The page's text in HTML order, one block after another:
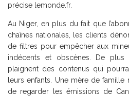
précise lemonde.fr.
Au Niger, en plus du fait que
chaînes nationales, les clients
de filtres pour empêcher aux
indécents et obscènes. De
plaignent des contenus qui
leurs enfants. Une mère de
de regarder les émissions de